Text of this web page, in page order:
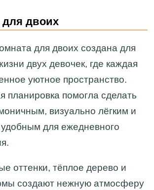
двоих
для двоих создана для
двух девочек, где каждая
уютное пространство.
планировка помогла сделать
визуально лёгким и
для ежедневного
оттенки, тёплое дерево и
создают нежную атмосферу